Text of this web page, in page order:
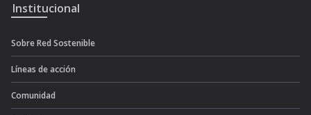
Institucional
Sobre Red Sostenible
Líneas de acción
Comunidad